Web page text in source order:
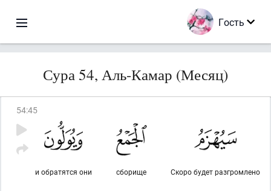
Гость
Сура 54, Аль-Камар (Месяц)
54:45
Скоро будет разгромлено
сборище
и обратятся они